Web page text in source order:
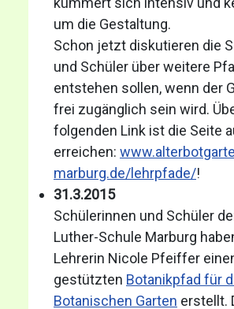
um die Gestaltung.
Schon jetzt diskutieren die
und Schüler über weitere
entstehen sollen, wenn der
frei zugänglich sein wird.
folgenden Link ist die Seite
erreichen:
marburg.de/lehrpfade/!
31.3.2015
Schülerinnen und Schüler
Luther-Schule Marburg
Lehrerin Nicole Pfeiffer
gestützten Botanikpfad für
Botanischen Garten erstellt.